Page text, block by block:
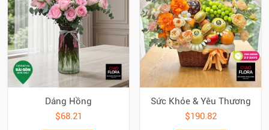
Dáng Hồng
$68.21
Sức Khỏe & Yêu Thương
$190.82